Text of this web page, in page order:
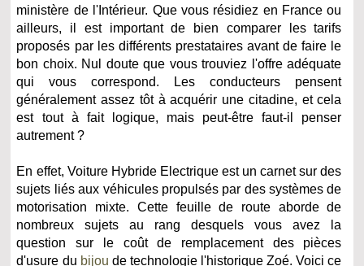
ministère de l'Intérieur. Que vous résidiez en France ou
ailleurs, il est important de bien comparer les tarifs
proposés par les différents prestataires avant de faire le
bon choix. Nul doute que vous trouviez l'offre adéquate
qui vous correspond. Les conducteurs pensent
généralement assez tôt à acquérir une citadine, et cela
est tout à fait logique, mais peut-être faut-il penser
autrement ?
En effet, Voiture Hybride Electrique est un carnet sur des
sujets liés aux véhicules propulsés par des systèmes de
motorisation mixte. Cette feuille de route aborde de
nombreux sujets au rang desquels vous avez la
question sur le coût de remplacement des pièces
d'usure du bijou de technologie l'historique Zoé. Voici ce